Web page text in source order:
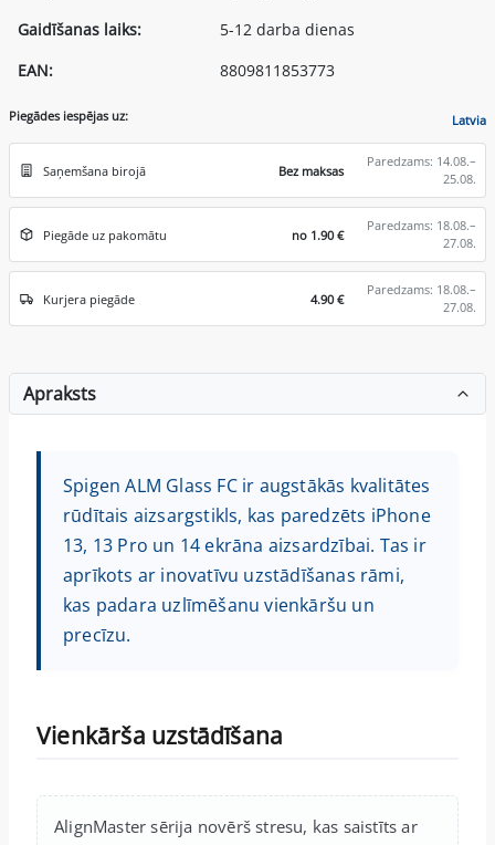
Gaidīšanas laiks:
5-12 darba dienas
EAN:
8809811853773
Piegādes iespējas uz: Latvia
Saņemšana birojā Bez maksas
Paredzams: 14.08.–
25.08.
Piegāde uz pakomātu no 1.90 €
Paredzams: 18.08.–
27.08.
Kurjera piegāde 4.90 €
Paredzams: 18.08.–
27.08.
Apraksts
Spigen ALM Glass FC ir augstākās kvalitātes
rūdītais aizsargstikls, kas paredzēts iPhone
13, 13 Pro un 14 ekrāna aizsardzībai. Tas ir
aprīkots ar inovatīvu uzstādīšanas rāmi,
kas padara uzlīmēšanu vienkāršu un
precīzu.
Vienkārša uzstādīšana
AlignMaster sērija novērš stresu, kas saistīts ar